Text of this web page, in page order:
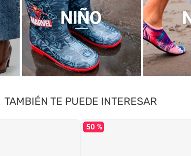
TAMBIÉN TE PUEDE INTERESAR
50 %